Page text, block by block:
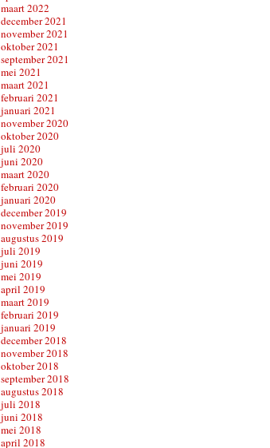
maart 2022
december 2021
november 2021
oktober 2021
september 2021
mei 2021
maart 2021
februari 2021
januari 2021
november 2020
oktober 2020
juli 2020
juni 2020
maart 2020
februari 2020
januari 2020
december 2019
november 2019
augustus 2019
juli 2019
juni 2019
mei 2019
april 2019
maart 2019
februari 2019
januari 2019
december 2018
november 2018
oktober 2018
september 2018
augustus 2018
juli 2018
juni 2018
mei 2018
april 2018